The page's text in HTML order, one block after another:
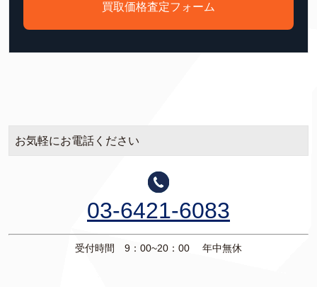
買取価格査定フォーム
お気軽にお電話ください
03-6421-6083
受付時間 9：00~20：00 年中無休